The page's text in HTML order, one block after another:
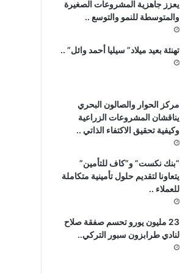
يعزز جاهزية المشروعات الصغيرة
والمتوسطة للنمو والتوسع ..
تهنئة بعيد ميلاد” سيليا أحمد وائل” ..
مركز الحوار والصالون البحري
يناقشان المشروعات الزراعية
وكيفية تحقيق الاكتفاء الذاتي ..
“بنك نكست” و”كاف للتأمين”
يتعاونا لتقديم حلول تأمينية متكاملة
للعملاء ..
23 مليون يورو تحسم صفقة صلاح
لنادي طرابزون سبور التركي..